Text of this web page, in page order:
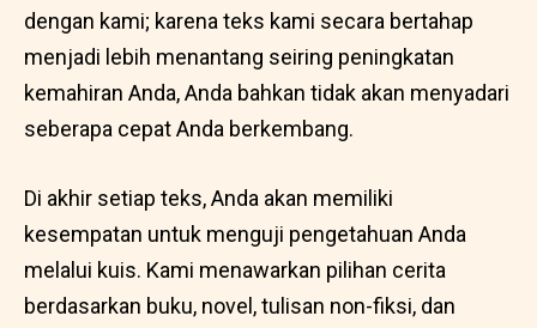
dengan kami; karena teks kami secara bertahap
menjadi lebih menantang seiring peningkatan
kemahiran Anda, Anda bahkan tidak akan menyadari
seberapa cepat Anda berkembang.
Di akhir setiap teks, Anda akan memiliki
kesempatan untuk menguji pengetahuan Anda
melalui kuis. Kami menawarkan pilihan cerita
berdasarkan buku, novel, tulisan non-fiksi, dan